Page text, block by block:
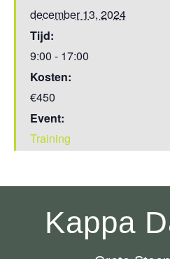
december 13, 2024
Tijd:
9:00 - 17:00
Kosten:
€450
Event:
Training
Kappa